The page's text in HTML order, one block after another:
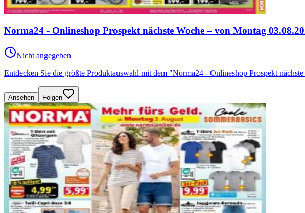
Norma24 - Onlineshop Prospekt nächste Woche – von Montag
Nicht angegeben
Entdecken Sie die größte Produktauswahl mit dem "Norma24 - Onlineshop Prospekt
Ansehen Folgen